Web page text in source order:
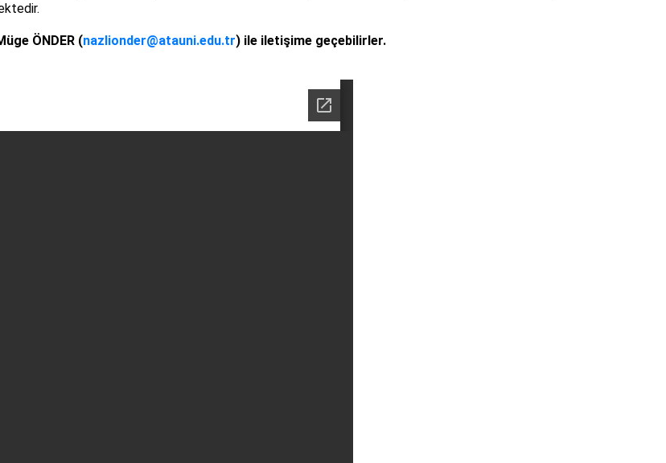
ÖNDER (nazlionder@atauni.edu.tr) ile iletişime geçebilirler.